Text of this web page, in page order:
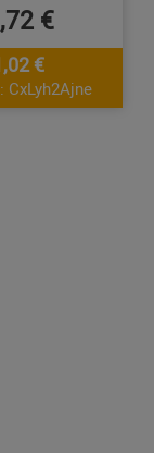
€
€
CxLyh2Ajne